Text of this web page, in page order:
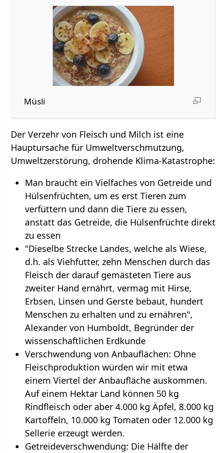
Müsli
Der Verzehr von Fleisch und Milch ist eine
Hauptursache für Umweltverschmutzung,
Umweltzerstörung, drohende Klima-Katastrophe:
Man braucht ein Vielfaches von Getreide und
Hülsenfrüchten, um es erst Tieren zum
verfüttern und dann die Tiere zu essen,
anstatt das Getreide, die Hülsenfrüchte direkt
zu essen
"Dieselbe Strecke Landes, welche als Wiese,
d.h. als Viehfutter, zehn Menschen durch das
Fleisch der darauf gemästeten Tiere aus
zweiter Hand ernährt, vermag mit Hirse,
Erbsen, Linsen und Gerste bebaut, hundert
Menschen zu erhalten und zu ernähren",
Alexander von Humboldt, Begründer der
wissenschaftlichen Erdkunde
Verschwendung von Anbauflächen: Ohne
Fleischproduktion würden wir mit etwa
einem Viertel der Anbaufläche auskommen.
Auf einem Hektar Land können 50 kg
Rindfleisch oder aber 4.000 kg Äpfel, 8.000 kg
Kartoffeln, 10.000 kg Tomaten oder 12.000 kg
Sellerie erzeugt werden.
Getreideverschwendung: Die Hälfte der